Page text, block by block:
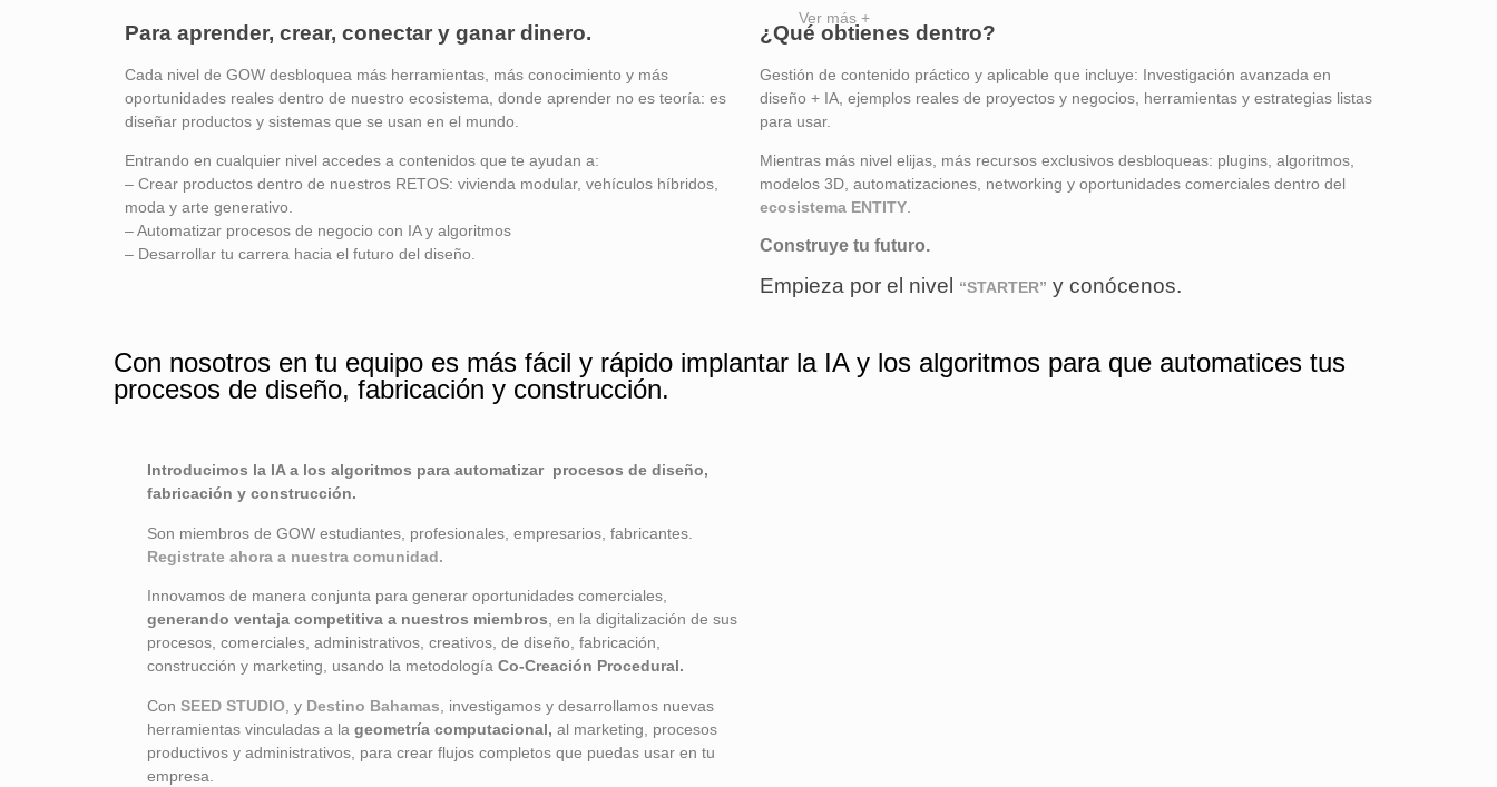
Ver más +
Para aprender, crear, conectar y ganar dinero.
Cada nivel de GOW desbloquea más herramientas, más conocimiento y más
oportunidades reales dentro de nuestro ecosistema, donde aprender no es teoría: es
diseñar productos y sistemas que se usan en el mundo.
Entrando en cualquier nivel accedes a contenidos que te ayudan a:
– Crear productos dentro de nuestros RETOS: vivienda modular, vehículos híbridos,
moda y arte generativo.
– Automatizar procesos de negocio con IA y algoritmos
– Desarrollar tu carrera hacia el futuro del diseño.
¿Qué obtienes dentro?
Gestión de contenido práctico y aplicable que incluye: Investigación avanzada en
diseño + IA, ejemplos reales de proyectos y negocios, herramientas y estrategias listas
para usar.
Mientras más nivel elijas, más recursos exclusivos desbloqueas: plugins, algoritmos,
modelos 3D, automatizaciones, networking y oportunidades comerciales dentro del
ecosistema ENTITY
Construye tu futuro.
Empieza por el nivel “STARTER” y conócenos.
Con nosotros en tu equipo es más fácil y rápido implantar la IA y los algoritmos para que automatices tus
procesos de diseño, fabricación y construcción.
Introducimos la IA a los algoritmos para automatizar procesos de diseño,
fabricación y construcción.
Son miembros de GOW estudiantes, profesionales, empresarios, fabricantes.
Registrate ahora a nuestra comunidad.
Innovamos de manera conjunta para generar oportunidades comerciales,
generando ventaja competitiva a nuestros miembros , en la digitalización de sus
procesos, comerciales, administrativos, creativos, de diseño, fabricación,
construcción y marketing, usando la metodología Co-Creación Procedural.
Con SEED STUDIO , y Destino Bahamas , investigamos y desarrollamos nuevas
herramientas vinculadas a la geometría computacional, al marketing, procesos
productivos y administrativos, para crear flujos completos que puedas usar en tu
empresa.